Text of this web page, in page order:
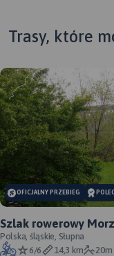
Trasy, które
OFICJALNY PRZEBIEG
Szlak rowerowy
oficjalny przebieg
Polska, śląskie, Słupna
6/6
14,3 km 20m